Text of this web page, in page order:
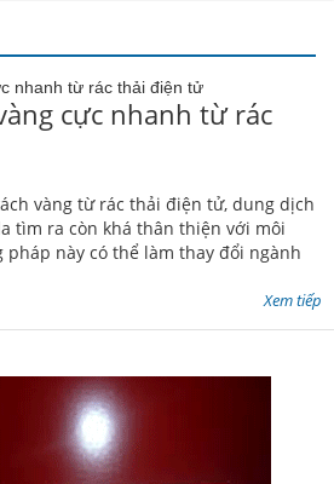
cực nhanh từ rác
vàng từ rác thải điện tử, dung dịch
tìm ra còn khá thân thiện với môi
này có thể làm thay đổi ngành
Xem tiếp